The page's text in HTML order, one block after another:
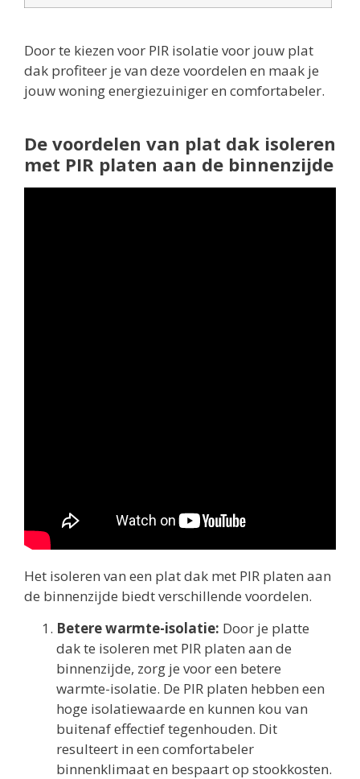
Door te kiezen voor PIR isolatie voor jouw plat
dak profiteer je van deze voordelen en maak je
jouw woning energiezuiniger en comfortabeler.
De voordelen van plat dak isoleren
met PIR platen aan de binnenzijde
Het isoleren van een plat dak met PIR platen aan
de binnenzijde biedt verschillende voordelen.
Betere warmte-isolatie: Door je platte
dak te isoleren met PIR platen aan de
binnenzijde, zorg je voor een betere
warmte-isolatie. De PIR platen hebben een
hoge isolatiewaarde en kunnen kou van
buitenaf effectief tegenhouden. Dit
resulteert in een comfortabeler
binnenklimaat en bespaart op stookkosten.